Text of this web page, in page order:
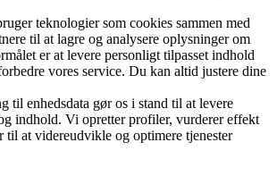
teknologier som cookies sammen med
til at lagre og analysere oplysninger om
er at levere personligt tilpasset indhold
vores service. Du kan altid justere dine
til enhedsdata gør os i stand til at levere
indhold. Vi opretter profiler, vurderer effekt
til at videreudvikle og optimere tjenester